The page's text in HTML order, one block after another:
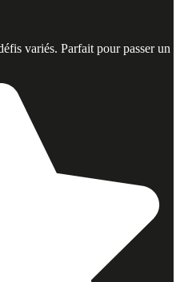
variés. Parfait pour passer un